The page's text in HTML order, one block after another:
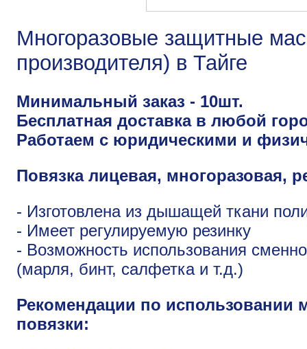
Многоразовые защитные
производителя) в Тайге
Минимальный заказ - 10шт.
Бесплатная доставка в любой
Работаем с юридическими и
Повязка лицевая, многоразовая,
- Изготовлена из дышащей ткани
- Имеет регулируемую резинку
- Возможность использования
(марля, бинт, салфетка и т.д.)
Рекомендации по использовании
повязки: